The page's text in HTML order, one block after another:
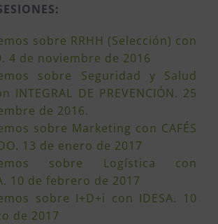
sobre RRHH (Selección) con
4 de noviembre de 2016
sobre Seguridad y Salud
INTEGRAL DE PREVENCIÓN. 25
de 2016.
sobre Marketing con CAFÉS
13 de enero de 2017
sobre Logística con
10 de febrero de 2017
sobre I+D+i con IDESA. 10
de 2017